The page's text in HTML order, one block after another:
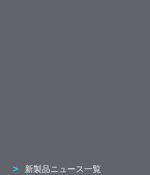
新製品ニュース一覧